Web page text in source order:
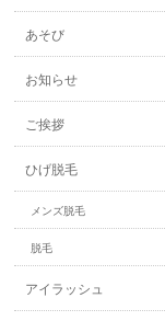
あそび
お知らせ
ご挨拶
ひげ脱毛
メンズ脱毛
脱毛
アイラッシュ